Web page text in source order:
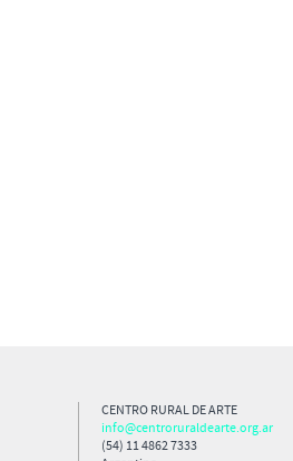
CENTRO RURAL DE ARTE
info@centroruraldearte.org.ar
(54) 11 4862 7333